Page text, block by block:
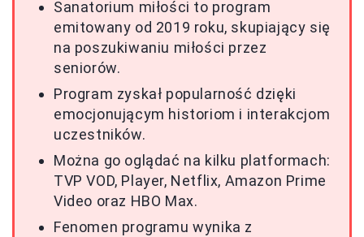
Sanatorium miłości to program
emitowany od 2019 roku, skupiający się
na poszukiwaniu miłości przez
seniorów.
Program zyskał popularność dzięki
emocjonującym historiom i interakcjom
uczestników.
Można go oglądać na kilku platformach:
TVP VOD, Player, Netflix, Amazon Prime
Video oraz HBO Max.
Fenomen programu wynika z